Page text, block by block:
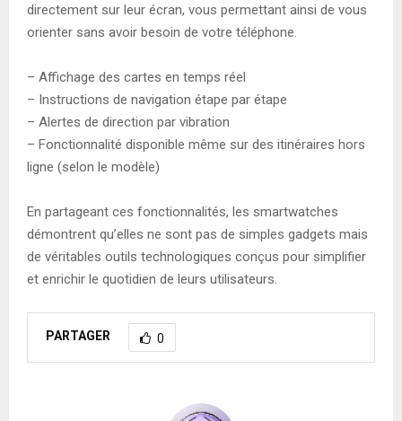
directement sur leur écran, vous permettant ainsi de vous
orienter sans avoir besoin de votre téléphone.
– Affichage des cartes en temps réel
– Instructions de navigation étape par étape
– Alertes de direction par vibration
– Fonctionnalité disponible même sur des itinéraires hors
ligne (selon le modèle)
En partageant ces fonctionnalités, les smartwatches
démontrent qu’elles ne sont pas de simples gadgets mais
de véritables outils technologiques conçus pour simplifier
et enrichir le quotidien de leurs utilisateurs.
PARTAGER 0